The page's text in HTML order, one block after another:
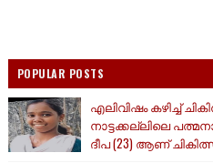
POPULAR POSTS
എലിവിഷം കഴിച്ച്
നാട്ടക്കല്ലിലെ
ദീപ (23) ആണ്